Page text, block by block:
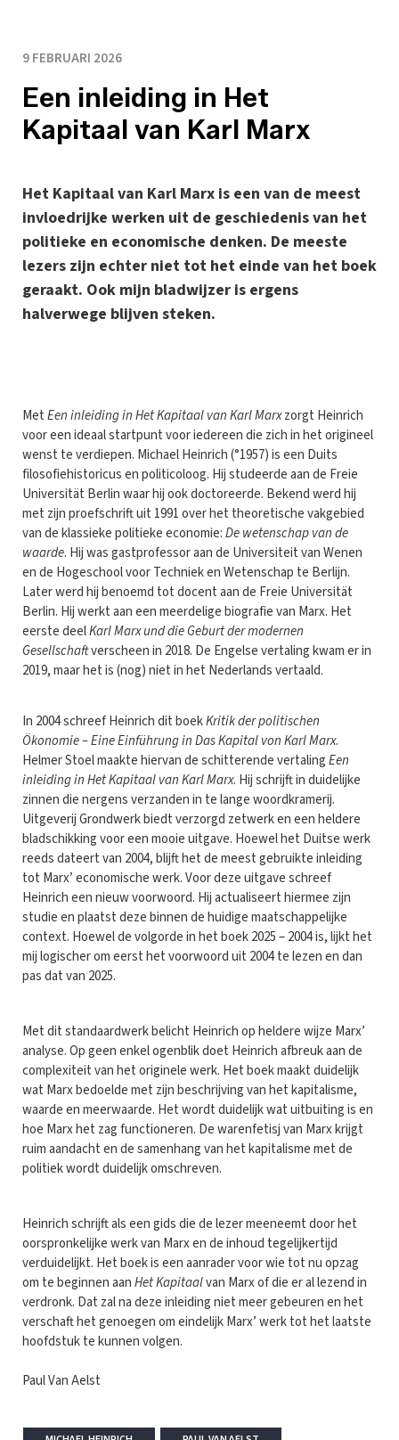
9 FEBRUARI 2026
Een inleiding in Het
Kapitaal van Karl Marx
Het Kapitaal van Karl Marx is een van de meest
invloedrijke werken uit de geschiedenis van het
politieke en economische denken. De meeste
lezers zijn echter niet tot het einde van het boek
geraakt. Ook mijn bladwijzer is ergens
halverwege blijven steken.
MetEen inleiding in Het Kapitaal van Karl Marxzorgt Heinrich
voor een ideaal startpunt voor iedereen die zich in het origineel
wenst te verdiepen. Michael Heinrich (°1957) is een Duits
filosofiehistoricus en politicoloog. Hij studeerde aan de Freie
Universität Berlin waar hij ook doctoreerde. Bekend werd hij
met zijn proefschrift uit 1991 over het theoretische vakgebied
van de klassieke politieke economie:De wetenschap van de
waarde. Hij was gastprofessor aan de Universiteit van Wenen
en de Hogeschool voor Techniek en Wetenschap te Berlijn.
Later werd hij benoemd tot docent aan de Freie Universität
Berlin. Hij werkt aan een meerdelige biografie van Marx. Het
eerste deelKarl Marx und die Geburt der modernen
Gesellschaftverscheen in 2018. De Engelse vertaling kwam er in
2019, maar het is (nog) niet in het Nederlands vertaald.
In 2004 schreef Heinrich dit boekKritik der politischen
Ökonomie – Eine Einführung in Das Kapital von Karl Marx.
Helmer Stoel maakte hiervan de schitterende vertalingEen
inleiding in Het Kapitaal van Karl Marx. Hij schrijft in duidelijke
zinnen die nergens verzanden in te lange woordkramerij.
Uitgeverij Grondwerk biedt verzorgd zetwerk en een heldere
bladschikking voor een mooie uitgave. Hoewel het Duitse werk
reeds dateert van 2004, blijft het de meest gebruikte inleiding
tot Marx’ economische werk. Voor deze uitgave schreef
Heinrich een nieuw voorwoord. Hij actualiseert hiermee zijn
studie en plaatst deze binnen de huidige maatschappelijke
context. Hoewel de volgorde in het boek 2025 – 2004 is, lijkt het
mij logischer om eerst het voorwoord uit 2004 te lezen en dan
pas dat van 2025.
Met dit standaardwerk belicht Heinrich op heldere wijze Marx’
analyse. Op geen enkel ogenblik doet Heinrich afbreuk aan de
complexiteit van het originele werk. Het boek maakt duidelijk
wat Marx bedoelde met zijn beschrijving van het kapitalisme,
waarde en meerwaarde. Het wordt duidelijk wat uitbuiting is en
hoe Marx het zag functioneren. De warenfetisj van Marx krijgt
ruim aandacht en de samenhang van het kapitalisme met de
politiek wordt duidelijk omschreven.
Heinrich schrijft als een gids die de lezer meeneemt door het
oorspronkelijke werk van Marx en de inhoud tegelijkertijd
verduidelijkt. Het boek is een aanrader voor wie tot nu opzag
om te beginnen aanHet Kapitaalvan Marx of die er al lezend in
verdronk. Dat zal na deze inleiding niet meer gebeuren en het
verschaft het genoegen om eindelijk Marx’ werk tot het laatste
hoofdstuk te kunnen volgen.
Paul Van Aelst